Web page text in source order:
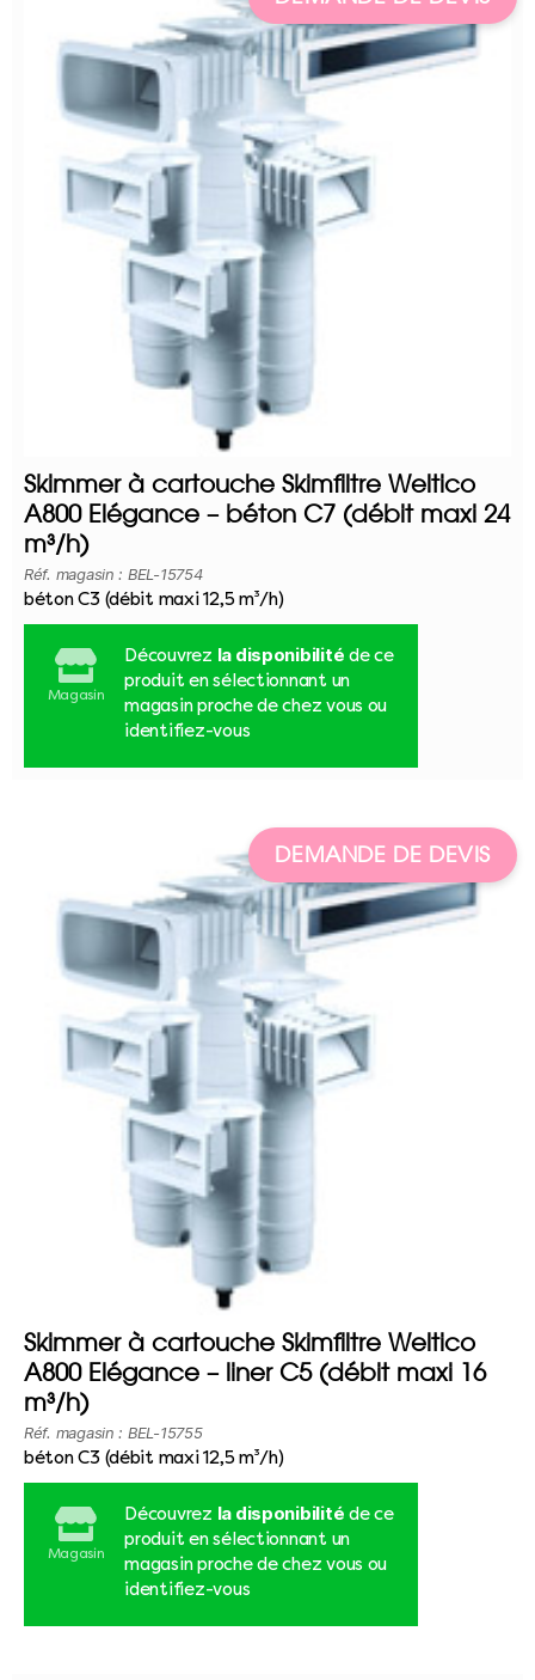
Skimmer à cartouche Skimfiltre Weltico
A800 Elégance – béton C7 (débit maxi 24
m³/h)
Réf. magasin : BEL-15754
béton C3 (débit maxi 12,5 m³/h)
Magasin
Découvrez la disponibilité de ce
produit en sélectionnant un
magasin proche de chez vous ou
identifiez-vous
Skimmer à cartouche Skimfiltre Weltico
A800 Elégance – liner C5 (débit maxi 16
m³/h)
DEMANDE DE DEVIS
Réf. magasin : BEL-15755
béton C3 (débit maxi 12,5 m³/h)
Magasin
Découvrez la disponibilité de ce
produit en sélectionnant un
magasin proche de chez vous ou
identifiez-vous